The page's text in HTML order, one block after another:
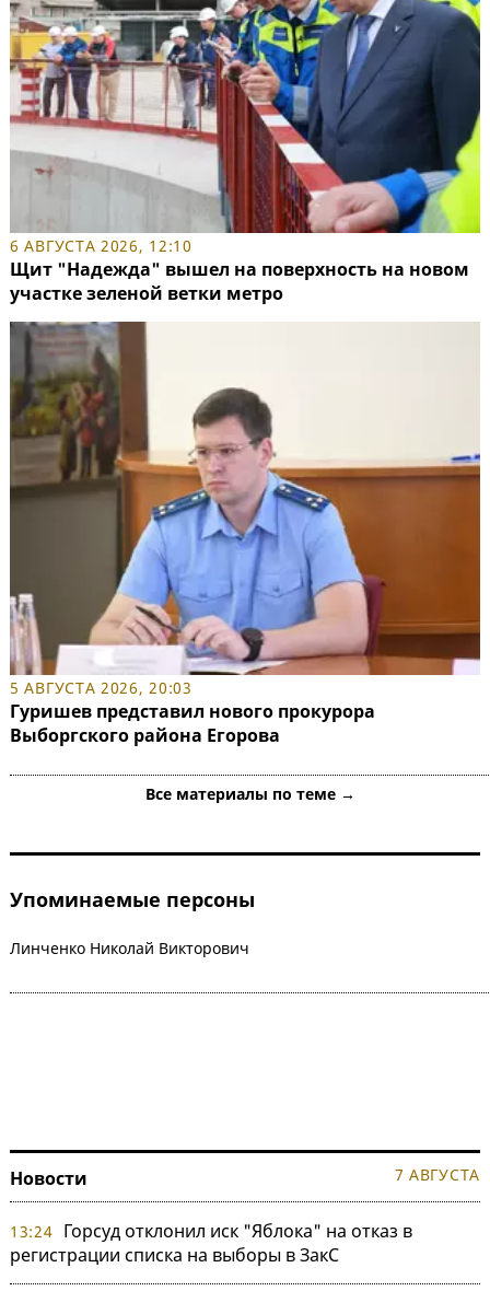
6 АВГУСТА 2026, 12:10
Щит "Надежда" вышел на поверхность на новом
участке зеленой ветки метро
5 АВГУСТА 2026, 20:03
Гуришев представил нового прокурора
Выборгского района Егорова
Все материалы по теме →
Упоминаемые персоны
Линченко Николай Викторович
Новости 7 АВГУСТА
13:24 Горсуд отклонил иск "Яблока" на отказ в
регистрации списка на выборы в ЗакС